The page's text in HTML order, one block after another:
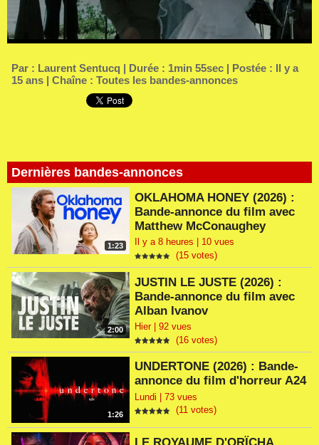
Dernières bandes-annonces
1:23
OKLAHOMA HONEY (2026) :
Bande-annonce du film avec
Matthew McConaughey
Il y a 8 heures | 10 vues
(15 votes)
2:00
JUSTIN LE JUSTE (2026) :
Bande-annonce du film avec
Alban Ivanov
Hier | 92 vues
(16 votes)
1:26
UNDERTONE (2026) : Bande-
annonce du film d'horreur A24
Lundi | 73 vues
(11 votes)
LE ROYAUME D'ORÏCHA
Par : Laurent Sentucq | Durée : 1min 55sec | Postée : Il y a
15 ans | Chaîne : Toutes les bandes-annonces